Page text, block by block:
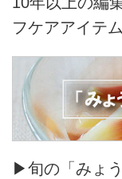
フケアアイテ
▶旬の「みょ